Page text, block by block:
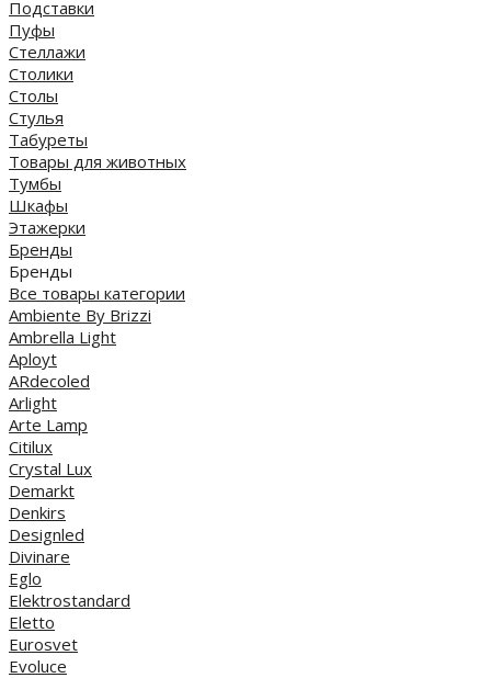
Подставки
Пуфы
Стеллажи
Столики
Столы
Стулья
Табуреты
Товары для животных
Тумбы
Шкафы
Этажерки
Бренды
Бренды
Все товары категории
Ambiente By Brizzi
Ambrella Light
Aployt
ARdecoled
Arlight
Arte Lamp
Citilux
Crystal Lux
Demarkt
Denkirs
Designled
Divinare
Eglo
Elektrostandard
Eletto
Eurosvet
Evoluce